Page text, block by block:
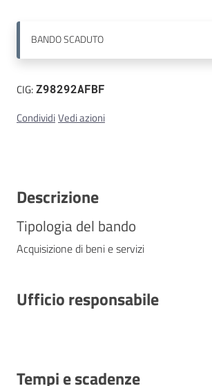
Contatti
BANDOSCADUTO
CIG:Z98292AFBF
CondividiVedi azioni
Descrizione
Tipologia del bando
Acquisizione di beni e servizi
Ufficio responsabile
Tempi e scadenze